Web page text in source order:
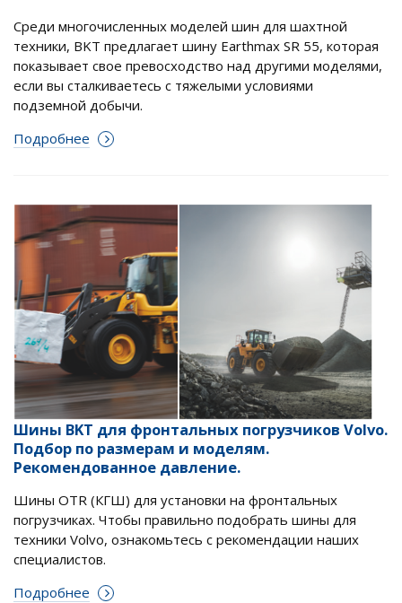
Среди многочисленных моделей шин для шахтной
техники, BKT предлагает шину Earthmax SR 55, которая
показывает свое превосходство над другими моделями,
если вы сталкиваетесь с тяжелыми условиями
подземной добычи.
Подробнее
Шины BKT для фронтальных погрузчиков Volvo.
Подбор по размерам и моделям.
Рекомендованное давление.
Шины OTR (КГШ) для установки на фронтальных
погрузчиках. Чтобы правильно подобрать шины для
техники Volvo, ознакомьтесь с рекомендации наших
специалистов.
Подробнее